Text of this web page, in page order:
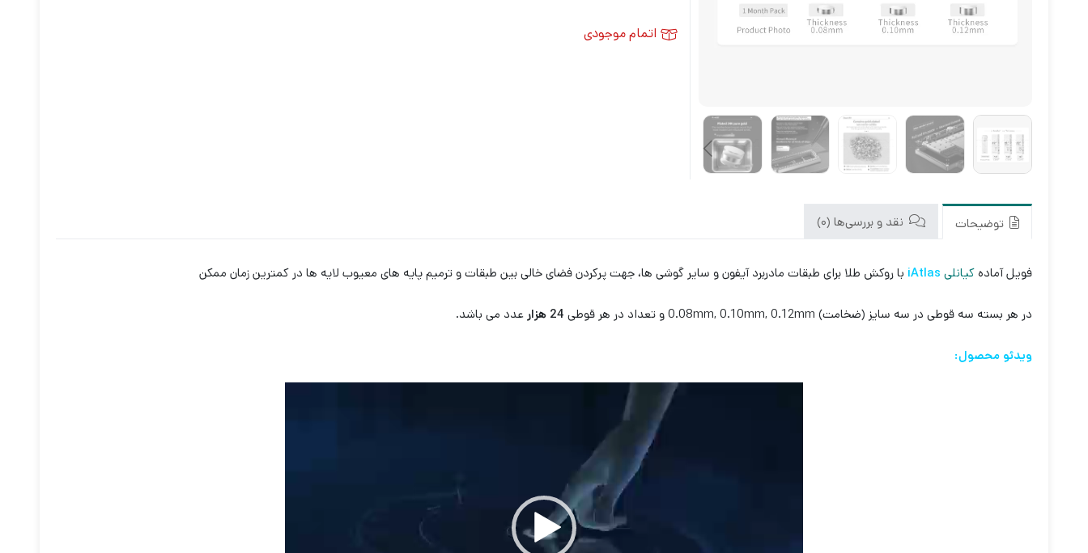
اتمام موجودی
توضیحات نقد و بررسی‌ها (0)
فویل آمادهکیانلی iAtlas با روکش طلا برای طبقات مادربرد آیفون و سایر گوشی ها، جهت پرکردن فضای خالی بین طبقات و ترمیم پایه های معیوب لایه ها در کمترین زمان ممکن
در هر بسته سه قوطی در سه سایز (ضخامت) 0.08mm, 0.10mm, 0.12mm و تعداد در هر قوطی 24 هزار عدد می باشد.
ویدئو محصول: